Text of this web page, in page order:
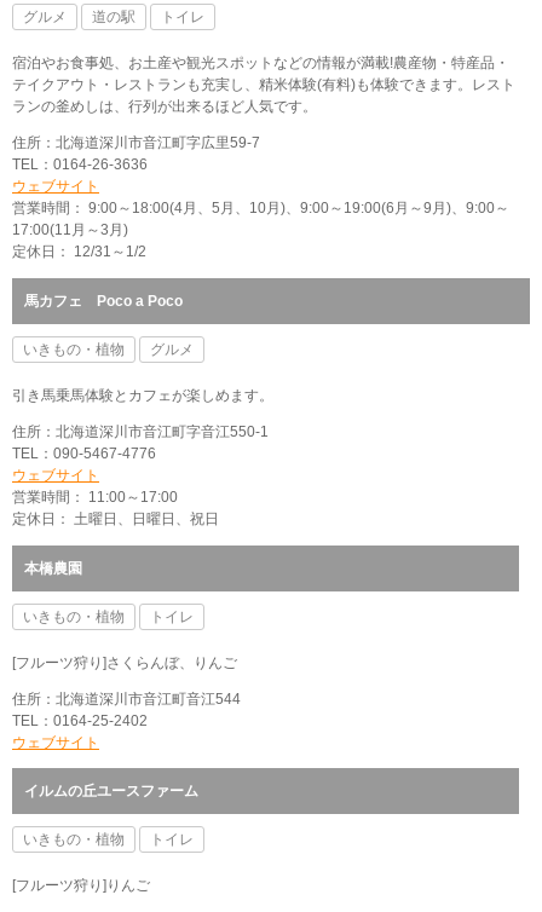
グルメ 道の駅 トイレ
宿泊やお食事処、お土産や観光スポットなどの情報が満載!農産物・特産品・
テイクアウト・レストランも充実し、精米体験(有料)も体験できます。レスト
ランの釜めしは、行列が出来るほど人気です。
住所：北海道深川市音江町字広里59-7
TEL：0164-26-3636
ウェブサイト
営業時間： 9:00～18:00(4月、5月、10月)、9:00～19:00(6月～9月)、9:00～
17:00(11月～3月)
定休日： 12/31～1/2
馬カフェ Poco a Poco
いきもの・植物 グルメ
引き馬乗馬体験とカフェが楽しめます。
住所：北海道深川市音江町字音江550-1
TEL：090-5467-4776
ウェブサイト
営業時間： 11:00～17:00
定休日： 土曜日、日曜日、祝日
本橋農園
いきもの・植物 トイレ
[フルーツ狩り]さくらんぼ、りんご
住所：北海道深川市音江町音江544
TEL：0164-25-2402
ウェブサイト
イルムの丘ユースファーム
いきもの・植物 トイレ
[フルーツ狩り]りんご